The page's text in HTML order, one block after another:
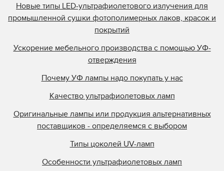
Новые типы LED-ультрафиолетового излучения для
промышленной сушки фотополимерных лаков, красок и
покрытий
Ускорение мебельного производства с помощью УФ-
отверждения
Почему УФ лампы надо покупать у нас
Качество ультрафиолетовых ламп
Оригинальные лампы или продукция альтернативных
поставщиков - определяемся с выбором
Типы цоколей UV-ламп
Особенности ультрафиолетовых ламп